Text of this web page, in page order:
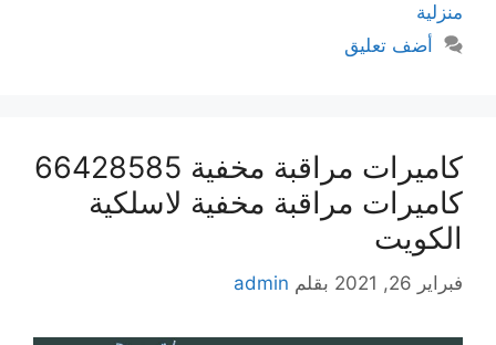
منزلية
أضف تعليق
كاميرات مراقبة مخفية 66428585
كاميرات مراقبة مخفية لاسلكية
الكويت
فبراير 26, 2021 بقلم admin